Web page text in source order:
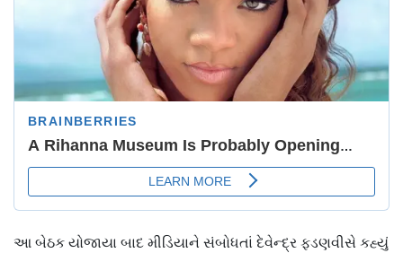
આ બેઠક યોજાયા બાદ મીડિયાને સંબોધતાં દેવેન્દ્ર ફડણવીસે કહ્યું